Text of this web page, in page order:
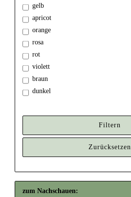
gelb
apricot
orange
rosa
rot
violett
braun
dunkel
Filtern
Zurücksetzen
zum Nachschauen: